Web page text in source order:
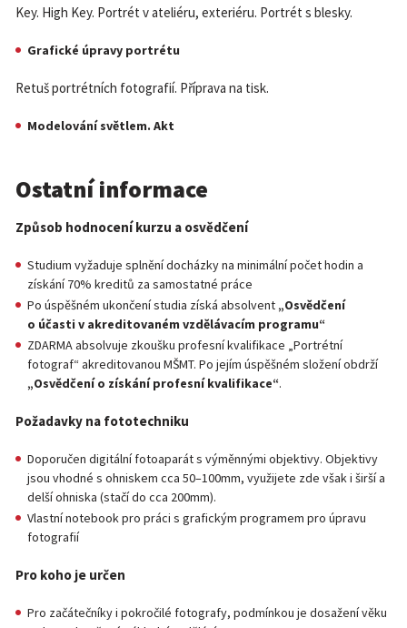
Key. High Key. Portrét v ateliéru, exteriéru. Portrét s blesky.
Grafické úpravy portrétu
Retuš portrétních fotografií. Příprava na tisk.
Modelování světlem. Akt
Ostatní informace
Způsob hodnocení kurzu a osvědčení
Studium vyžaduje splnění docházky na minimální počet hodin a
získání 70% kreditů za samostatné práce
Po úspěšném ukončení studia získá absolvent „Osvědčení
o účasti v akreditovaném vzdělávacím programu“
ZDARMA absolvuje zkoušku profesní kvalifikace „Portrétní
fotograf“ akreditovanou MŠMT. Po jejím úspěšném složení obdrží
„Osvědčení o získání profesní kvalifikace“.
Požadavky na fototechniku
Doporučen digitální fotoaparát s výměnnými objektivy. Objektivy
jsou vhodné s ohniskem cca 50–100mm, využijete zde však i širší a
delší ohniska (stačí do cca 200mm).
Vlastní notebook pro práci s grafickým programem pro úpravu
fotografií
Pro koho je určen
Pro začátečníky i pokročilé fotografy, podmínkou je dosažení věku